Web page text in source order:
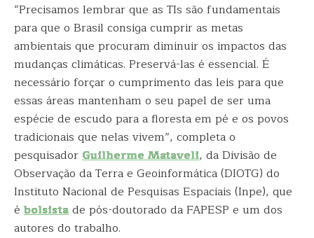
“Precisamos lembrar que as TIs são fundamentais
para que o Brasil consiga cumprir as metas
ambientais que procuram diminuir os impactos das
mudanças climáticas. Preservá-las é essencial. É
necessário forçar o cumprimento das leis para que
essas áreas mantenham o seu papel de ser uma
espécie de escudo para a floresta em pé e os povos
tradicionais que nelas vivem”, completa o
pesquisadorGuilherme Mataveli, da Divisão de
Observação da Terra e Geoinformática (DIOTG) do
Instituto Nacional de Pesquisas Espaciais (Inpe), que
é bolsistade pós-doutorado da FAPESP e um dos
autores do trabalho.